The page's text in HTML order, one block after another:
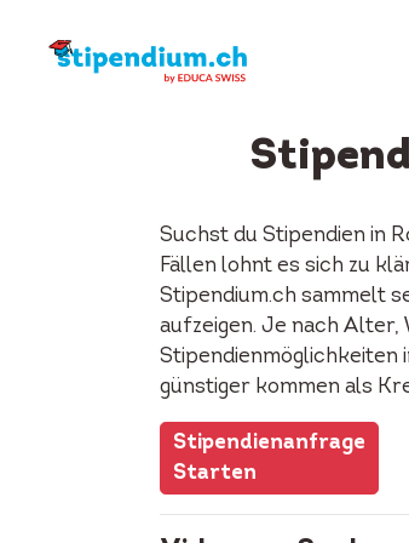
Suchst du Stipendien in
Fällen lohnt es sich zu
Stipendium.ch sammelt
aufzeigen. Je nach Alter,
Stipendienmöglichkeiten
günstiger kommen als
Stipendienanfrage
Starten